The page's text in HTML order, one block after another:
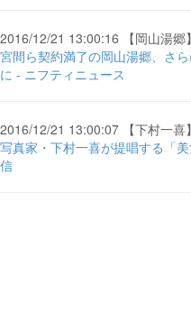
2016/12/21 13:00:16 【岡山湯郷】
宮間ら契約満了の岡山湯郷、さ
に - ニフティニュース
2016/12/21 13:00:07 【下村一喜】
写真家・下村一喜が提唱する「
信